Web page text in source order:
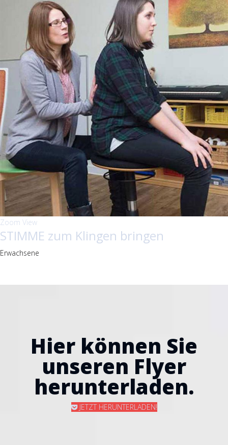
Zoom View
STIMME zum Klingen bringen
Erwachsene
Hier können Sie
unseren Flyer
herunterladen.
JETZT HERUNTERLADEN!